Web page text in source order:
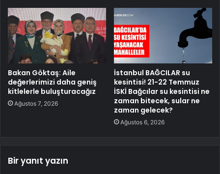
Bakan Göktaş: Aile
değerlerimizi daha geniş
kitlelerle buluşturacağız
Ağustos 7, 2026
İstanbul BAĞCILAR su
kesintisi! 21-22 Temmuz
İSKİ Bağcılar su kesintisi ne
zaman bitecek, sular ne
zaman gelecek?
Ağustos 6, 2026
Bir yanıt yazın